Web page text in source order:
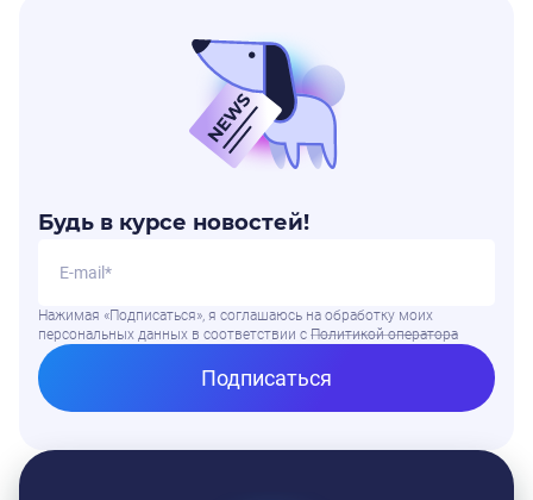
Будь в курсе новостей!
Нажимая «Подписаться», я соглашаюсь на обработку моих
персональных данных в соответствии с Политикой оператора
Подписаться